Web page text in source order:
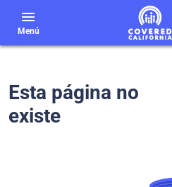
menu
Menú
Esta página no
existe